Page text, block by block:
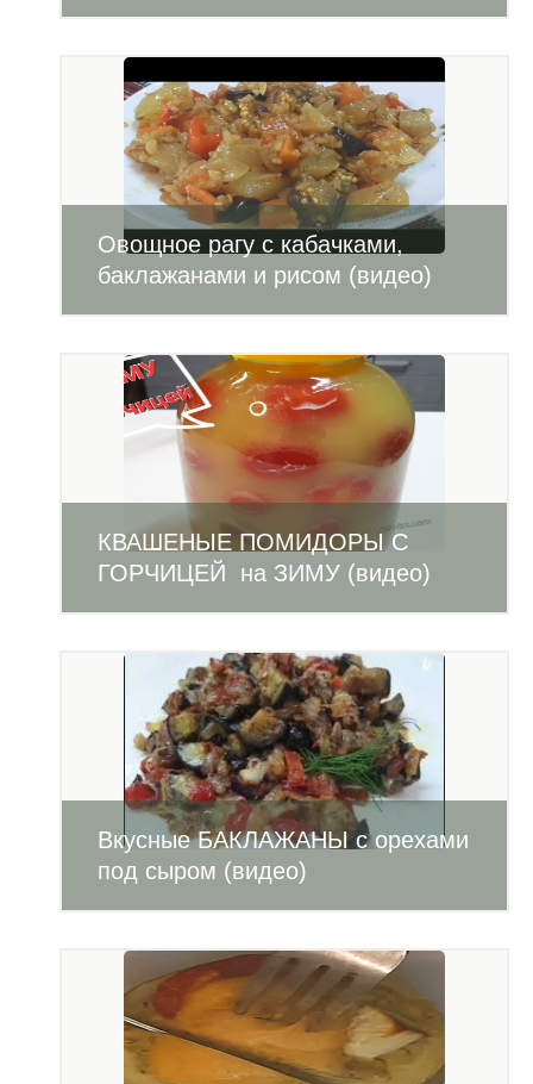
Овощное рагу с кабачками,
баклажанами и рисом (видео)
КВАШЕНЫЕ ПОМИДОРЫ С
ГОРЧИЦЕЙ на ЗИМУ (видео)
Вкусные БАКЛАЖАНЫ с орехами
под сыром (видео)